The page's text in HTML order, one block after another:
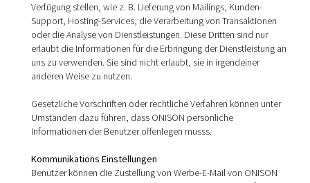
Verfügung stellen, wie z. B. Lieferung von Mailings, Kunden-
Support, Hosting-Services, die Verarbeitung von Transaktionen
oder die Analyse von Dienstleistungen. Diese Dritten sind nur
erlaubt die Informationen für die Erbringung der Dienstleistung an
uns zu verwenden. Sie sind nicht erlaubt, sie in irgendeiner
anderen Weise zu nutzen.
Gesetzliche Vorschriften oder rechtliche Verfahren können unter
Umständen dazu führen, dass ONISON persönliche
Informationen der Benutzer offenlegen musss.
Kommunikations Einstellungen
Benutzer können die Zustellung von Werbe-E-Mail von ONISON